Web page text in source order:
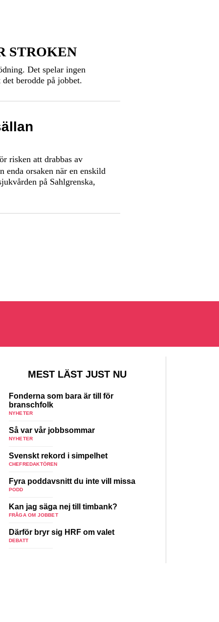
STROKEN
Det spelar ingen
berodde på jobbet.
risken att drabbas av
enda orsaken när en enskild
på Sahlgrenska,
MEST LÄST JUST NU
Fonderna som bara är till för
branschfolk
NYHETER
Så var vår jobbsommar
NYHETER
Svenskt rekord i simpelhet
CHEFREDAKTÖREN
Fyra poddavsnitt du inte vill missa
PODD
Kan jag säga nej till timbank?
FRÅGA OM JOBBET
Därför bryr sig HRF om valet
DEBATT